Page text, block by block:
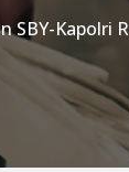
SBY-Kapolri